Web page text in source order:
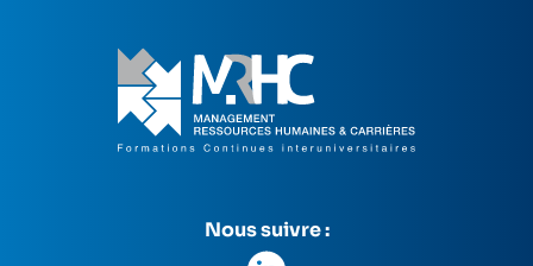
Nous suivre :